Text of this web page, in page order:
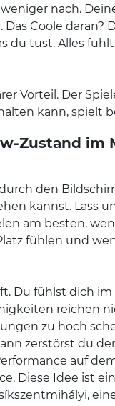
nach.
Coole daran?
du tust. Alles
Vorteil. Der
kann, spielt
Zustand im
den
kannst. Lass
am besten,
fühlen und
Du fühlst dich
reichen
zu hoch
zerstörst du
auf
Diese Idee ist